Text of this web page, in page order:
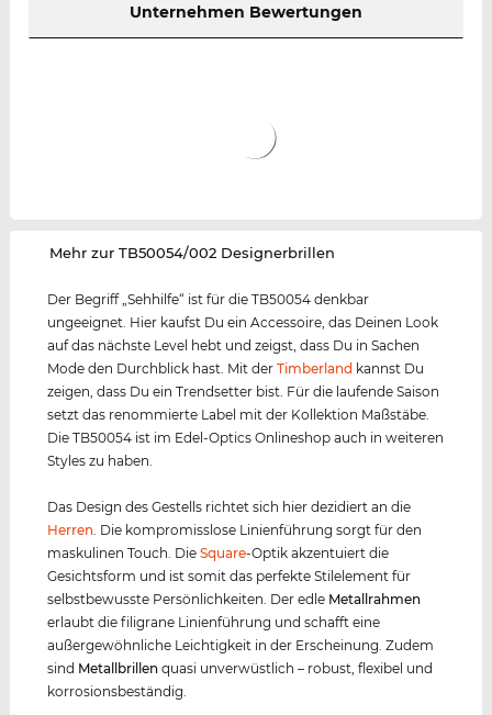
Unternehmen Bewertungen
‌Mehr zur TB50054/002 Designerbrillen
Der Begriff „Sehhilfe“ ist für die TB50054 denkbar
ungeeignet. Hier kaufst Du ein Accessoire, das Deinen Look
auf das nächste Level hebt und zeigst, dass Du in Sachen
Mode den Durchblick hast. Mit derTimberland kannst Du
zeigen, dass Du ein Trendsetter bist. Für die laufende Saison
setzt das renommierte Label mit der Kollektion Maßstäbe.
Die TB50054 ist im Edel-Optics Onlineshop auch in weiteren
Styles zu haben.
Das Design des Gestells richtet sich hier dezidiert an die
Herren . Die kompromisslose Linienführung sorgt für den
maskulinen Touch. DieSquare-Optik akzentuiert die
Gesichtsform und ist somit das perfekte Stilelement für
selbstbewusste Persönlichkeiten. Der edle Metall rahmen
erlaubt die filigrane Linienführung und schafft eine
außergewöhnliche Leichtigkeit in der Erscheinung. Zudem
sind Metall brillen quasi unverwüstlich – robust, flexibel und
korrosionsbeständig.